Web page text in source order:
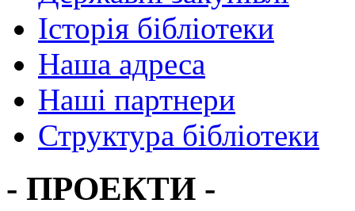
Історія бібліотеки
Наша адреса
Наші партнери
Структура бібліотеки
- ПРОЕКТИ -